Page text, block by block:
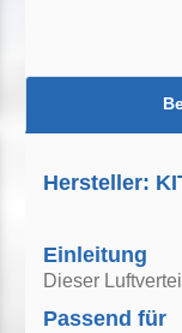
Hersteller:
Einleitung
Dieser
Passend für